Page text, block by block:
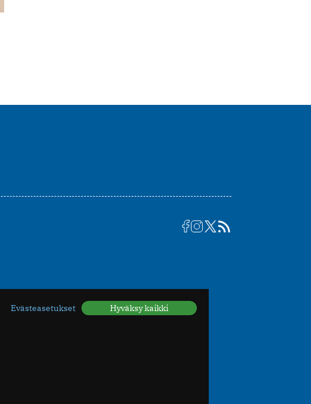
Evästeasetukset Hyväksy kaikki